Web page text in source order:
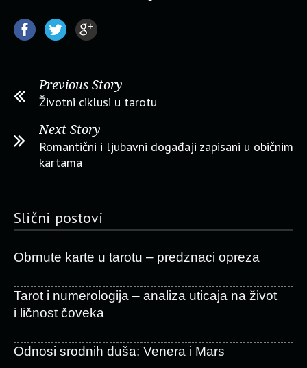
Previous Story
Životni ciklusi u tarotu
Next Story
Romantični i ljubavni događaji zapisani u običnim
kartama
Slični postovi
Obrnute karte u tarotu – predznaci opreza
Tarot i numerologija – analiza uticaja na život
i ličnost čoveka
Odnosi srodnih duša: Venera i Mars